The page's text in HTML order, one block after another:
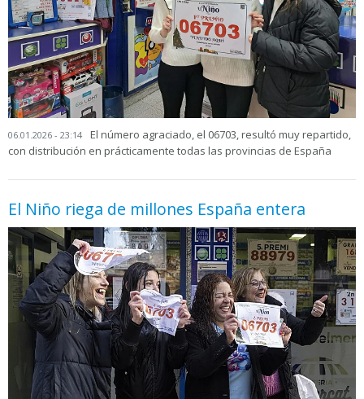
06.01.2026 - 23:14
El número agraciado, el 06703, resultó muy repartido,
con distribución en prácticamente todas las provincias de España
El Niño riega de millones España entera